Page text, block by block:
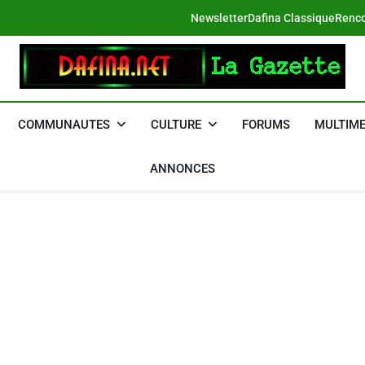
NewsletterDafina Classique
DAFINA
COMMUNAUTES CULTURE FORUMS
ANNONCES